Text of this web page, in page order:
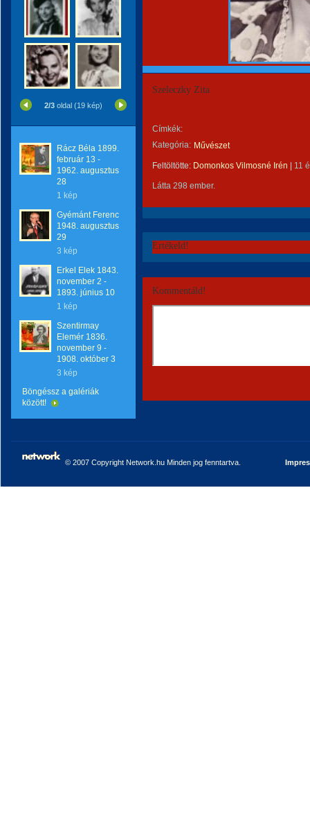
2/3 oldal (19 kép)
Rácz Béla 1899.
február 13 -
1962. augusztus
28
1 kép
Gyémánt Ferenc
1948. augusztus
29
3 kép
Erkel Elek 1843.
november 2 -
1893. június 10
1 kép
Szentirmay
Elemér 1836.
november 9 -
1908. október 3
3 kép
Böngéssz a galériák
között!
Szeleczky Zita
Címkék:
Kategória: Művészet
Feltöltötte: Domonkos Vilmosné Irén 11
Látta 298 ember.
Értékeld!
Kommentáld!
© 2007 Copyright Network.hu Minden jog fenntartva.